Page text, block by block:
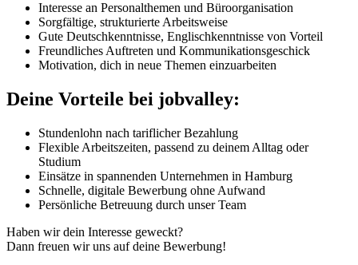
Interesse an Personalthemen und Büroorganisation
Sorgfältige, strukturierte Arbeitsweise
Gute Deutschkenntnisse, Englischkenntnisse von Vorteil
Freundliches Auftreten und Kommunikationsgeschick
Motivation, dich in neue Themen einzuarbeiten
Deine Vorteile bei jobvalley:
Stundenlohn nach tariflicher Bezahlung
Flexible Arbeitszeiten, passend zu deinem Alltag oder
Studium
Einsätze in spannenden Unternehmen in Hamburg
Schnelle, digitale Bewerbung ohne Aufwand
Persönliche Betreuung durch unser Team
Haben wir dein Interesse geweckt?
Dann freuen wir uns auf deine Bewerbung!